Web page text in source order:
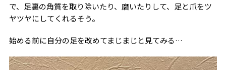
で、足裏の角質を取り除いたり、磨いたりして、足と爪をツ
ヤツヤにしてくれるそう。
始める前に自分の足を改めてまじまじと見てみる…